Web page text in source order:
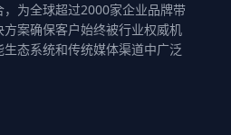
为全球超过2000家企业品牌带
案确保客户始终被行业权威机
态系统和传统媒体渠道中广泛